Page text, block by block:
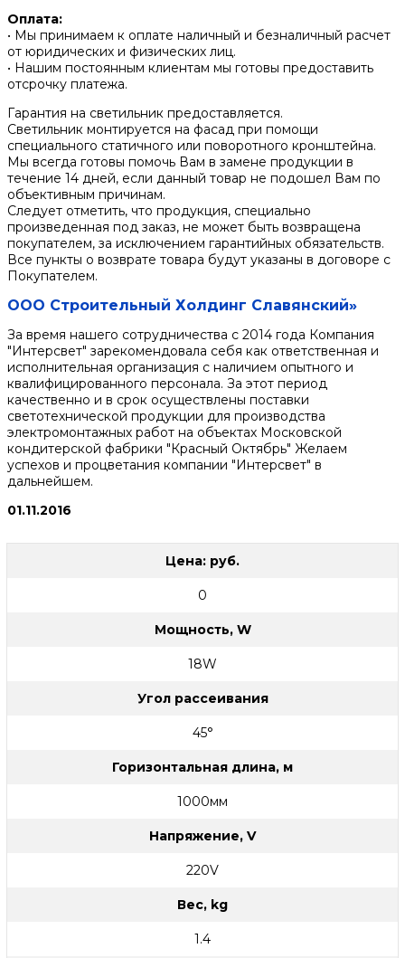
Оплата:
• Мы принимаем к оплате наличный и безналичный расчет
от юридических и физических лиц.
• Нашим постоянным клиентам мы готовы предоставить
отсрочку платежа.
Гарантия на светильник предоставляется.
Светильник монтируется на фасад при помощи
специального статичного или поворотного кронштейна.
Мы всегда готовы помочь Вам в замене продукции в
течение 14 дней, если данный товар не подошел Вам по
объективным причинам.
Следует отметить, что продукция, специально
произведенная под заказ, не может быть возвращена
покупателем, за исключением гарантийных обязательств.
Все пункты о возврате товара будут указаны в договоре с
Покупателем.
ООО Строительный Холдинг Славянский»
За время нашего сотрудничества с 2014 года Компания
"Интерсвет" зарекомендовала себя как ответственная и
исполнительная организация с наличием опытного и
квалифицированного персонала. За этот период
качественно и в срок осуществлены поставки
светотехнической продукции для производства
электромонтажных работ на объектах Московской
кондитерской фабрики "Красный Октябрь" Желаем
успехов и процветания компании "Интерсвет" в
дальнейшем.
01.11.2016
Цена: руб.
0
Мощность, W
18W
Угол рассеивания
45°
Горизонтальная длина, м
1000мм
Напряжение, V
220V
Вес, kg
1.4